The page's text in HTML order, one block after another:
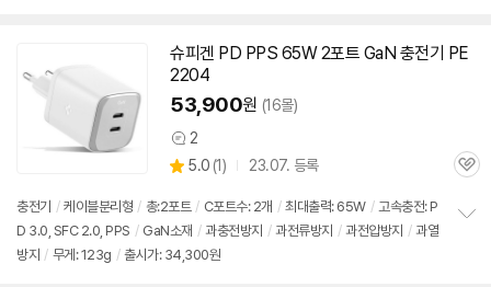
치
슈피겐 PD PPS 65W2포트 GaN 충전기 PE
2204
53,900원 (16몰)
상
품
견
2
별
점
5.0 (상
리
뷰
1) 23.07. 등록
관
충전기 / 케이블분리형 / 총:2포트 / C포트수: 2개 / 최대출력: 65W / 고속충전: P
D 3.0, SFC 2.0, PPS / GaN소재 / 과충전방지 / 과전류방지 / 과전압방지 / 과열
방지 / 무게: 123g / 출시가: 34,300원